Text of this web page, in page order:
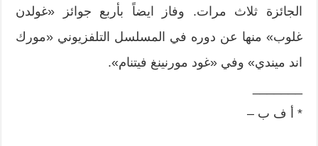
الجائزة ثلاث مرات. وفاز ايضاً بأربع جوائز «غولدن
غلوب» منها عن دوره في المسلسل التلفزيوني «مورك
اند ميندي» وفي «غود مورنينغ فيتنام».
* أ ف ب –